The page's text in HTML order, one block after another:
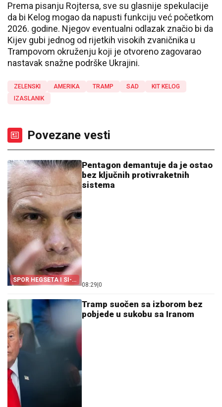
Prema pisanju Rojtersa, sve su glasnije spekulacije
da bi Kelog mogao da napusti funkciju već početkom
2026. godine. Njegov eventualni odlazak značio bi da
Kijev gubi jednog od rijetkih visokih zvaničnika u
Trampovom okruženju koji je otvoreno zagovarao
nastavak snažne podrške Ukrajini.
ZELENSKI AMERIKA TRAMP SAD
KIT KELOG
IZASLANIK
Povezane vesti
SPOR HEGSETA I SI-
EN-ENA
Pentagon demantuje da je ostao
bez ključnih protivraketnih
sistema
08:29 0
Tramp suočen sa izborom bez
pobjede u sukobu sa Iranom